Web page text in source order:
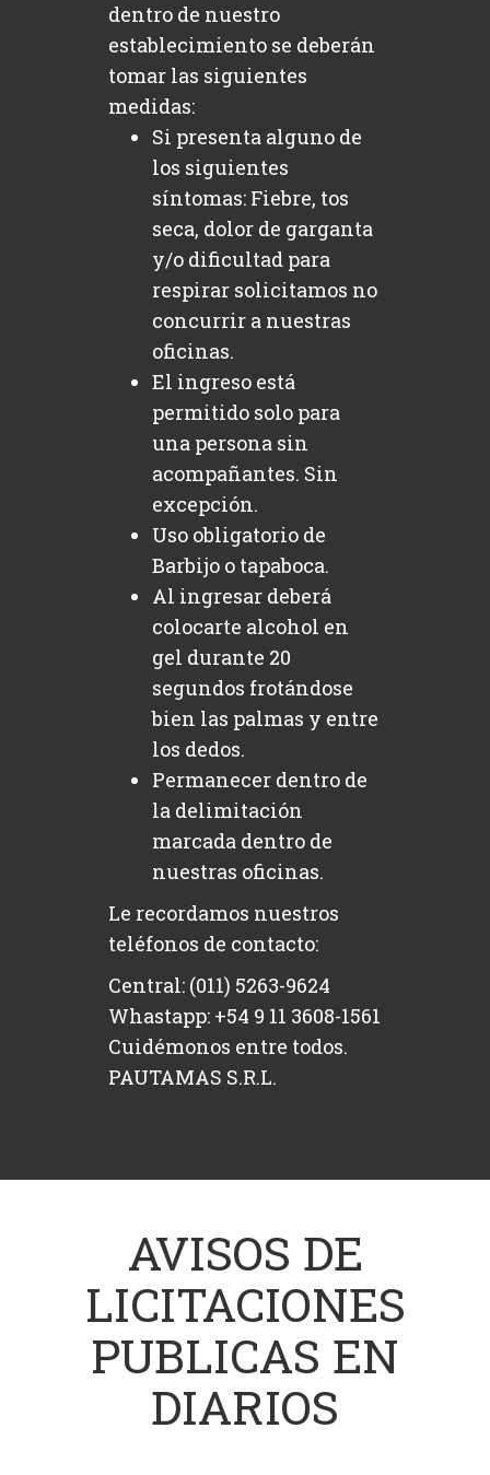
dentro de nuestro
establecimiento se deberán
tomar las siguientes
medidas:
Si presenta alguno de
los siguientes
síntomas: Fiebre, tos
seca, dolor de garganta
y/o dificultad para
respirar solicitamos no
concurrir a nuestras
oficinas.
El ingreso está
permitido solo para
una persona sin
acompañantes. Sin
excepción.
Uso obligatorio de
Barbijo o tapaboca.
Al ingresar deberá
colocarte alcohol en
gel durante 20
segundos frotándose
bien las palmas y entre
los dedos.
Permanecer dentro de
la delimitación
marcada dentro de
nuestras oficinas.
Le recordamos nuestros
teléfonos de contacto:
Central: (011) 5263-9624
Whastapp: +54 9 11 3608-1561
Cuidémonos entre todos.
PAUTAMAS S.R.L.
AVISOS DE
LICITACIONES
PUBLICAS EN
DIARIOS